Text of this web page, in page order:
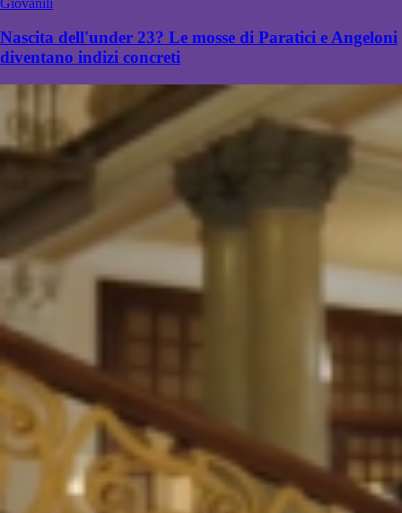
Nascita dell'under 23? Le mosse di Paratici e Angeloni
diventano indizi concreti